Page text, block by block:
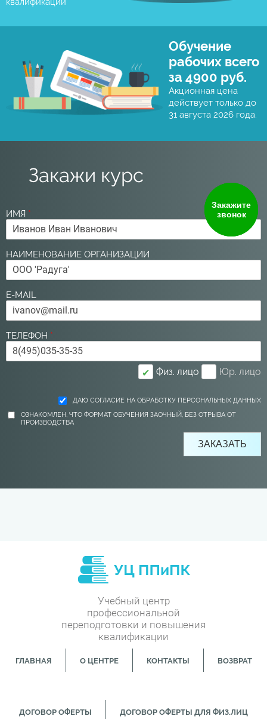
Закажите
звонок
Обучение
рабочих всего
за 4900 руб.
Акционная цена
действует только до
31 августа 2026 года.
Закажи курс
ИМЯ *
НАИМЕНОВАНИЕ ОРГАНИЗАЦИИ
E-MAIL
ТЕЛЕФОН *
✔ Физ. лицо Юр. лицо
ДАЮ СОГЛАСИЕ НА ОБРАБОТКУ ПЕРСОНАЛЬНЫХ ДАННЫХ
ОЗНАКОМЛЕН, ЧТО ФОРМАТ ОБУЧЕНИЯ ЗАОЧНЫЙ, БЕЗ ОТРЫВА ОТ
ПРОИЗВОДСТВА
Учебный центр
профессиональной
переподготовки и повышения
квалификации
ГЛАВНАЯ О ЦЕНТРЕ КОНТАКТЫ ВОЗВРАТ
ДОГОВОР ОФЕРТЫ ДОГОВОР ОФЕРТЫ ДЛЯ ФИЗ.ЛИЦ